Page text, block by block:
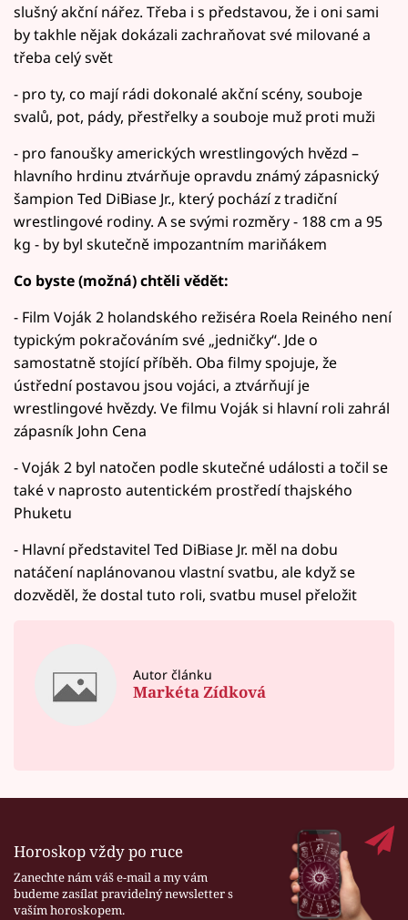
slušný akční nářez. Třeba i s představou, že i oni sami
by takhle nějak dokázali zachraňovat své milované a
třeba celý svět
- pro ty, co mají rádi dokonalé akční scény, souboje
svalů, pot, pády, přestřelky a souboje muž proti muži
- pro fanoušky amerických wrestlingových hvězd –
hlavního hrdinu ztvárňuje opravdu známý zápasnický
šampion Ted DiBiase Jr., který pochází z tradiční
wrestlingové rodiny. A se svými rozměry - 188 cm a 95
kg - by byl skutečně impozantním mariňákem
Co byste (možná) chtěli vědět:
- Film Voják 2 holandského režiséra Roela Reiného není
typickým pokračováním své „jedničky“. Jde o
samostatně stojící příběh. Oba filmy spojuje, že
ústřední postavou jsou vojáci, a ztvárňují je
wrestlingové hvězdy. Ve filmu Voják si hlavní roli zahrál
zápasník John Cena
- Voják 2 byl natočen podle skutečné události a točil se
také v naprosto autentickém prostředí thajského
Phuketu
- Hlavní představitel Ted DiBiase Jr. měl na dobu
natáčení naplánovanou vlastní svatbu, ale když se
dozvěděl, že dostal tuto roli, svatbu musel přeložit
Autor článku
Markéta Zídková
Horoskop vždy po ruce
Zanechte nám váš e-mail a my vám
budeme zasílat pravidelný newsletter s
vaším horoskopem.